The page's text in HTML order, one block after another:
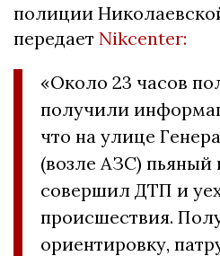
полиции
передает Nikcenter:
«Около 23 часов
получили
что на улице
(возле АЗС) пьяный
совершил ДТП и
происшествия.
ориентировку,